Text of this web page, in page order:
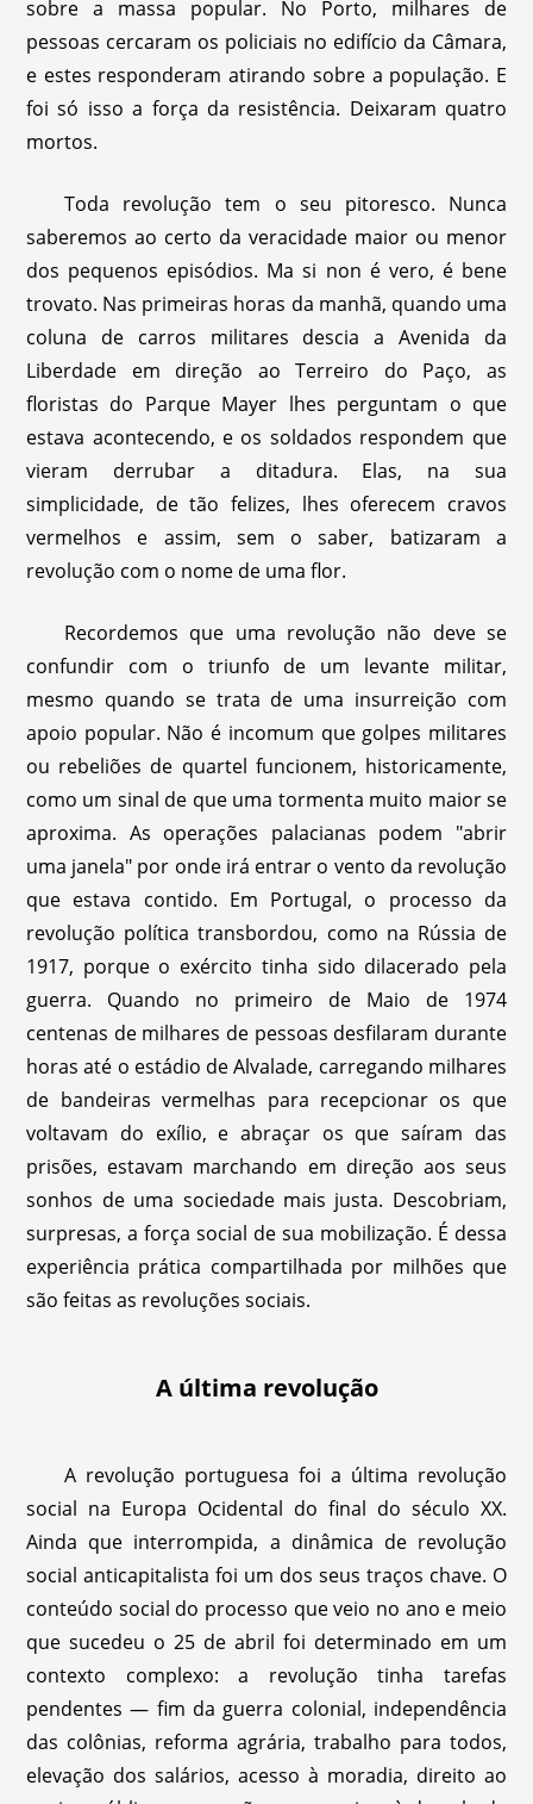
sobre a massa popular. No Porto, milhares de
pessoas cercaram os policiais no edifício da Câmara,
e estes responderam atirando sobre a população. E
foi só isso a força da resistência. Deixaram quatro
mortos.
Toda revolução tem o seu pitoresco. Nunca
saberemos ao certo da veracidade maior ou menor
dos pequenos episódios. Ma si non é vero, é bene
trovato. Nas primeiras horas da manhã, quando uma
coluna de carros militares descia a Avenida da
Liberdade em direção ao Terreiro do Paço, as
floristas do Parque Mayer lhes perguntam o que
estava acontecendo, e os soldados respondem que
vieram derrubar a ditadura. Elas, na sua
simplicidade, de tão felizes, lhes oferecem cravos
vermelhos e assim, sem o saber, batizaram a
revolução com o nome de uma flor.
Recordemos que uma revolução não deve se
confundir com o triunfo de um levante militar,
mesmo quando se trata de uma insurreição com
apoio popular. Não é incomum que golpes militares
ou rebeliões de quartel funcionem, historicamente,
como um sinal de que uma tormenta muito maior se
aproxima. As operações palacianas podem "abrir
uma janela" por onde irá entrar o vento da revolução
que estava contido. Em Portugal, o processo da
revolução política transbordou, como na Rússia de
1917, porque o exército tinha sido dilacerado pela
guerra. Quando no primeiro de Maio de 1974
centenas de milhares de pessoas desfilaram durante
horas até o estádio de Alvalade, carregando milhares
de bandeiras vermelhas para recepcionar os que
voltavam do exílio, e abraçar os que saíram das
prisões, estavam marchando em direção aos seus
sonhos de uma sociedade mais justa. Descobriam,
surpresas, a força social de sua mobilização. É dessa
experiência prática compartilhada por milhões que
são feitas as revoluções sociais.
A última revolução
A revolução portuguesa foi a última revolução
social na Europa Ocidental do final do século XX.
Ainda que interrompida, a dinâmica de revolução
social anticapitalista foi um dos seus traços chave. O
conteúdo social do processo que veio no ano e meio
que sucedeu o 25 de abril foi determinado em um
contexto complexo: a revolução tinha tarefas
pendentes — fim da guerra colonial, independência
das colônias, reforma agrária, trabalho para todos,
elevação dos salários, acesso à moradia, direito ao